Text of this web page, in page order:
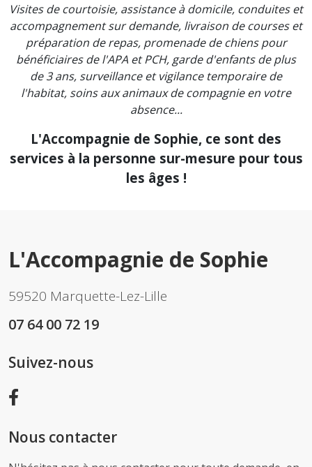
Visites de courtoisie, assistance à domicile, conduites et
accompagnement sur demande, livraison de courses et
préparation de repas, promenade de chiens pour
bénéficiaires de l'APA et PCH, garde d'enfants de plus
de 3 ans, surveillance et vigilance temporaire de
l'habitat, soins aux animaux de compagnie en votre
absence...
L'Accompagnie de Sophie, ce sont des
services à la personne sur-mesure pour tous
les âges !
L'Accompagnie de Sophie
59520 Marquette-Lez-Lille
07 64 00 72 19
Suivez-nous
Nous contacter